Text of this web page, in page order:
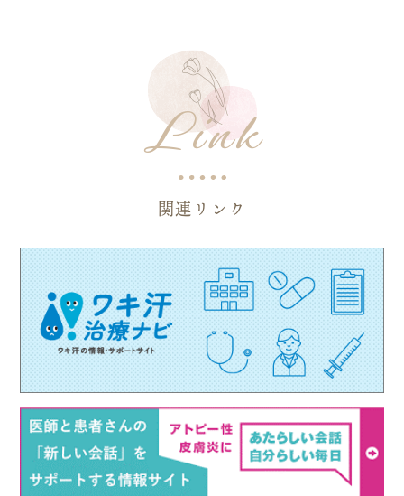
Link
関連リンク